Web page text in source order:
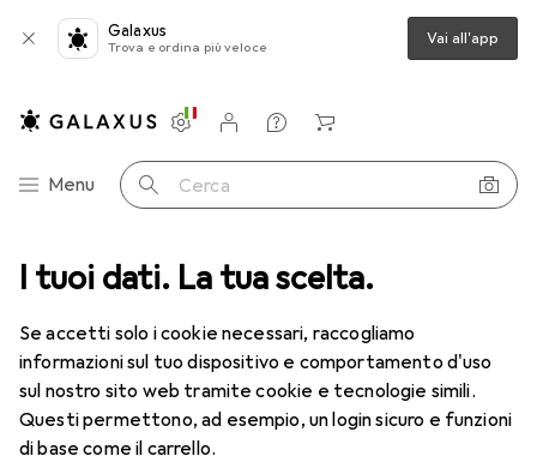
I tuoi dati. La tua scelta.
Se accetti solo i cookie necessari, raccogliamo
informazioni sul tuo dispositivo e comportamento d'uso
sul nostro sito web tramite cookie e tecnologie simili.
Questi permettono, ad esempio, un login sicuro e funzioni
di base come il carrello.
Galaxus
Trova e ordina più veloce Vai all'app
Categoria Navigazione
Menu Cerca
Impostazioni
Conto cliente
Liste di confronto
Liste dei desideri
Carrello
Tutte le categorie IT + Multimedia Audio
Altoparlanti
ScopriForum